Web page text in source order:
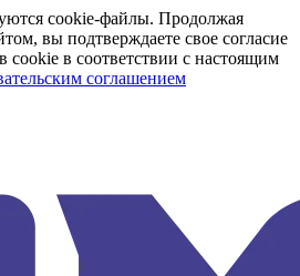
cookie-файлы. Продолжая
вы подтверждаете свое согласие
cookie в соответствии с настоящим
соглашением